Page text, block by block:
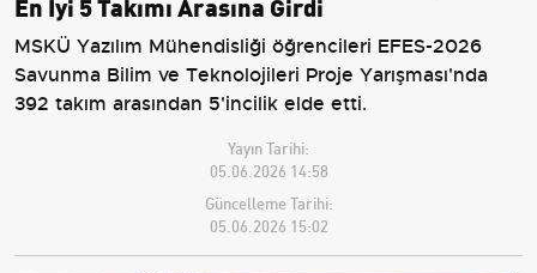
MSKÜ Yazılım Mühendisliği öğrencileri EFES-2026
Savunma Bilim ve Teknolojileri Proje Yarışması'nda
392 takım arasından 5'incilik elde etti.
Yayın Tarihi:
05.06.2026 14:58
Güncelleme Tarihi:
05.06.2026 15:02